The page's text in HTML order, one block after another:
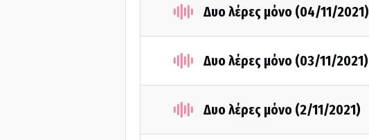
Δυο λέρες μόνο (04/11/2021)
Δυο λέρες μόνο (03/11/2021)
Δυο λέρες μόνο (2/11/2021)